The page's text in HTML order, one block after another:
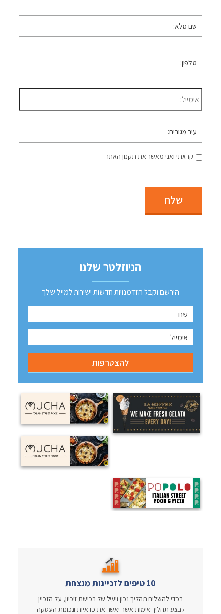
שם
מלא *
טלפון *
דוא״ל *
עיר
מגורים
קראתי ואני מאשר את תקנון האתר
שלח
הניוזלטר שלנו
הירשם וקבל הזדמנויות חדשות ישירות למייל שלך
10 טיפים לזכיינות מנצחת
בכדי להשלים תהליך נכון ויעיל של רכישת זיכיון, על הזכיין
לבצע תהליך אימות אשר יאשר את כדאיות ונכונות העסקה